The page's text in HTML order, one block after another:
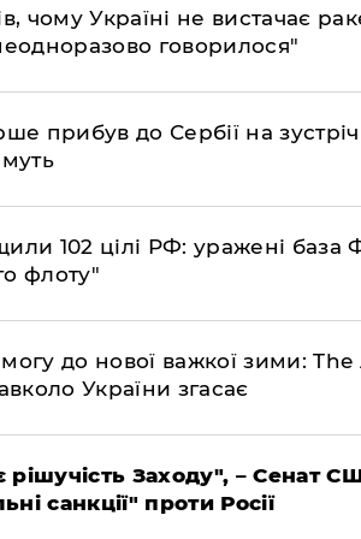
чому Україні не вистачає
говорилося"
прибув до Сербії на
102 цілі РФ: уражені база
флоту"
до нової важкої зими:
України згасає
рішучість Заходу", – Сенат
санкції" проти Росії